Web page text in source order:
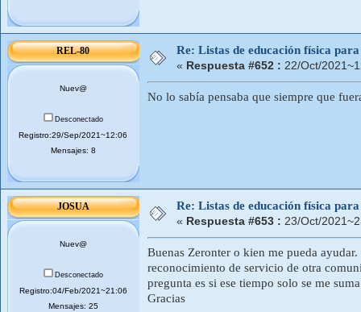
REL-80
Nuev@
Desconectado
Registro:29/Sep/2021~12:06
Mensajes: 8
Re: Listas de educación física
« Respuesta #652 : 22/Oct/
No lo sabía pensaba que siempre que
JOSUA
Nuev@
Desconectado
Registro:04/Feb/2021~21:06
Mensajes: 25
Re: Listas de educación física
« Respuesta #653 : 23/Oct/
Buenas Zeronter o kien me pueda
reconocimiento de servicio de otra
pregunta es si ese tiempo solo se me
Gracias